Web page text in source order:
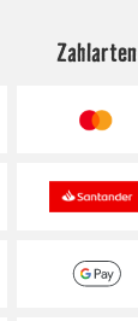
Zahlarten